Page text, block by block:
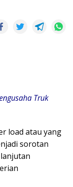
Truk
load atau yang
sorotan